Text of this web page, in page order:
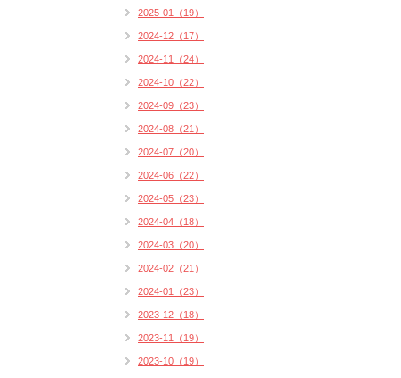
2025-01（19）
2024-12（17）
2024-11（24）
2024-10（22）
2024-09（23）
2024-08（21）
2024-07（20）
2024-06（22）
2024-05（23）
2024-04（18）
2024-03（20）
2024-02（21）
2024-01（23）
2023-12（18）
2023-11（19）
2023-10（19）